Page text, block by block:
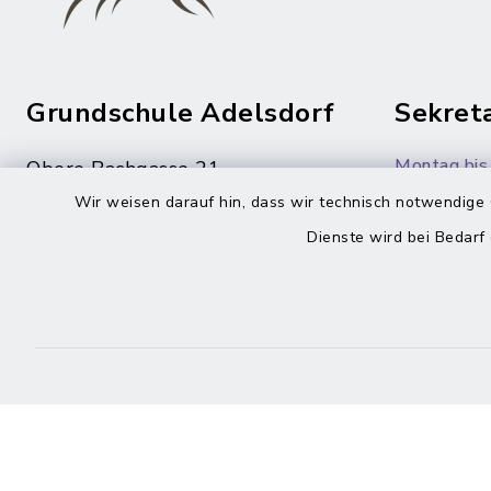
Wir weisen darauf hin, dass wir technisch
Dienste wird bei
Grundschule Adelsdorf
Obere Bachgasse 21
91325 Adelsdorf
adelsdorf.de
Montag
7.30-